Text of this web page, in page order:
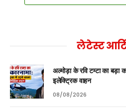
लेटेस्ट
अल्मोड़ा के रवि टम्टा का बड़ा
इलेक्ट्रिक वाहन
08/08/2026